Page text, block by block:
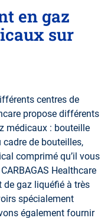
en gaz
sur
centres de
propose différents
médicaux : bouteille
de bouteilles,
comprimé qu’il vous
Healthcare
gaz liquéfié à très
spécialement
également fournir